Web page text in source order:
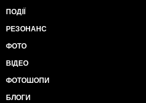
ПОДІЇ
РЕЗОНАНС
ФОТО
ВІДЕО
ФОТОШОПИ
БЛОГИ